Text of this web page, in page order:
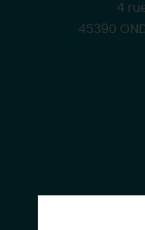
4
45390